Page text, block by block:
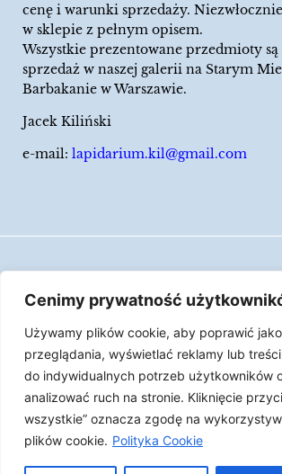
Cenimy prywatność
Używamy plików cookie, aby poprawić
przeglądania, wyświetlać reklamy lub
do indywidualnych potrzeb użytkowników
analizować ruch na stronie. Kliknięcie
wszystkie” oznacza zgodę na
plików cookie. Polityka Cookie
cenę i warunki sprzedaży.
w sklepie z pełnym opisem.
Wszystkie prezentowane przedmioty
sprzedaż w naszej galerii na Starym
Barbakanie w Warszawie.
Jacek Kiliński
e-mail: lapidarium.kil@gmail.com
Polityka Cookies
LAPIDARIUM Jacka Kilińskiego |
epizodem w życiu
Made with ♥︎ by Skydoo